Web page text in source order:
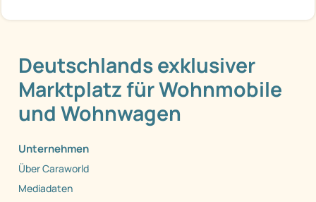
Deutschlands exklusiver
Marktplatz für Wohnmobile
und Wohnwagen
Unternehmen
Über Caraworld
Mediadaten